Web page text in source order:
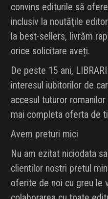
convins editurile să
inclusiv la noutățile
la best-sellers, livrăm
orice solicitare aveți.
De peste 15 ani,
interesul iubitorilor de
accesul tuturor
mai completa oferta de
Avem preturi mici
Nu am ezitat niciodata
clientilor nostri pretul
oferite de noi cu greu le